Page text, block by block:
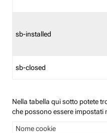
sb-installed
sb-closed
Nella tabella qui sotto potete
che possono essere impostati
Nome cookie